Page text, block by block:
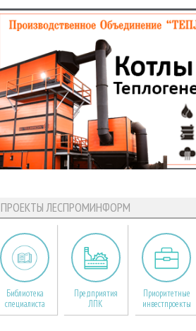
ПРОЕКТЫ ЛЕСПРОМИНФОРМ
Библиотека
специалиста
Предприятия
ЛПК
Приоритетные
инвестпроекты